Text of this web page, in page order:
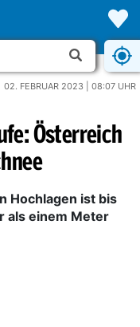
02. FEBRUAR 2023 | 08:07 UHR
Österreich
Hochlagen ist bis
als einem Meter